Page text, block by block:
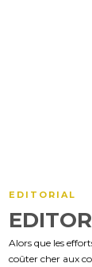
EDITORIAL
Alors que les
coûter cher aux